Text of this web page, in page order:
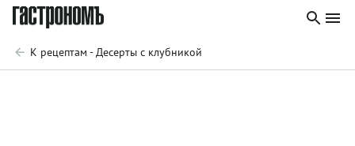
К рецептам - Десерты с клубникой